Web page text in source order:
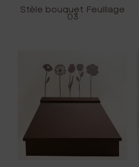
Stèle bouquet Feuillage
03